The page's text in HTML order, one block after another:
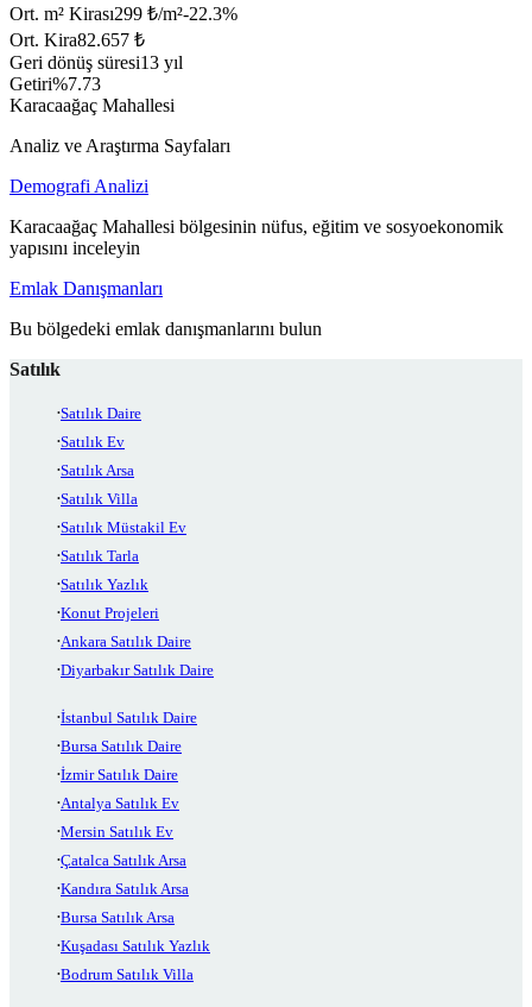
Ort. m² Kirası299 ₺/m²-22.3%
Ort. Kira82.657 ₺
Geri dönüş süresi13 yıl
Getiri%7.73
Karacaağaç Mahallesi
Analiz ve Araştırma Sayfaları
Demografi Analizi
Karacaağaç Mahallesi bölgesinin nüfus, eğitim ve sosyoekonomik
yapısını inceleyin
Emlak Danışmanları
Bu bölgedeki emlak danışmanlarını bulun
Satılık
Satılık Daire
Satılık Ev
Satılık Arsa
Satılık Villa
Satılık Müstakil Ev
Satılık Tarla
Satılık Yazlık
Konut Projeleri
Ankara Satılık Daire
Diyarbakır Satılık Daire
İstanbul Satılık Daire
Bursa Satılık Daire
İzmir Satılık Daire
Antalya Satılık Ev
Mersin Satılık Ev
Çatalca Satılık Arsa
Kandıra Satılık Arsa
Bursa Satılık Arsa
Kuşadası Satılık Yazlık
Bodrum Satılık Villa